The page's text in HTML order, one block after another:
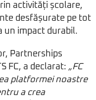
activități școlare,
desfășurate pe tot
un impact durabil.
Partnerships
FC, a declarat: „FC
platformei noastre
a crea